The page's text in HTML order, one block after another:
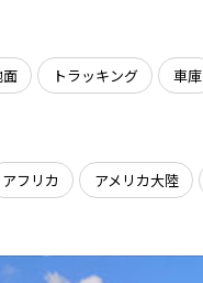
トラッキング 車庫
アフリカ アメリカ大陸